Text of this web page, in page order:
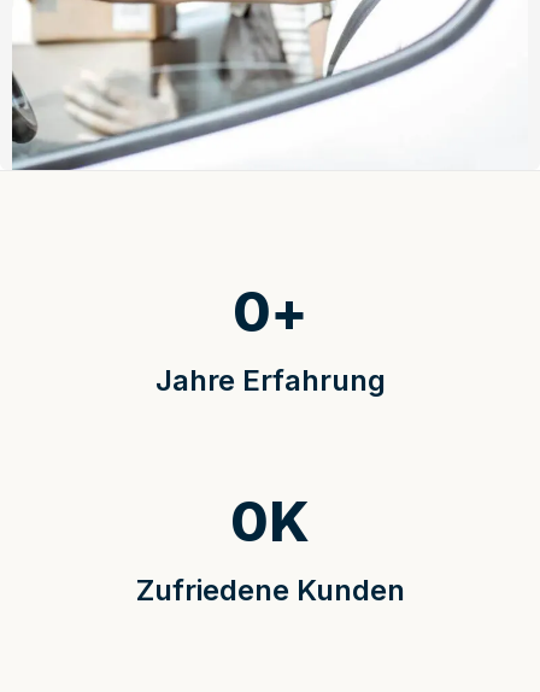
Jahre Erfahrung
0+
Zufriedene Kunden
0K